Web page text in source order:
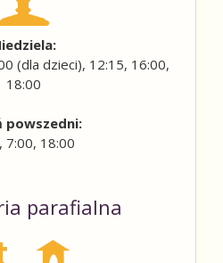
(dla dzieci), 12:15, 16:00,
18:00
powszedni:
7:00, 18:00
parafialna